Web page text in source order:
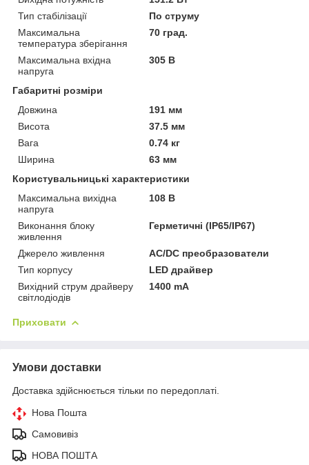
Тип стабілізації
По струму
Максимальна
температура зберігання
70 град.
Максимальна вхідна
напруга
305 В
Габаритні розміри
Довжина
191 мм
Висота
37.5 мм
Вага
0.74 кг
Ширина
63 мм
Користувальницькі характеристики
Максимальна вихідна
напруга
108 В
Виконання блоку
живлення
Герметичні (IP65/IP67)
Джерело живлення
AC/DC преобразователи
Тип корпусу
LED драйвер
Вихідний струм драйверу
світлодіодів
1400 mA
Приховати
Умови доставки
Доставка здійснюється тільки по передоплаті.
Нова Пошта
Самовивіз
НОВА ПОШТА